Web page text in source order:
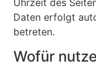
Uhrzeit des
Daten erfolgt
betreten.
Wofür